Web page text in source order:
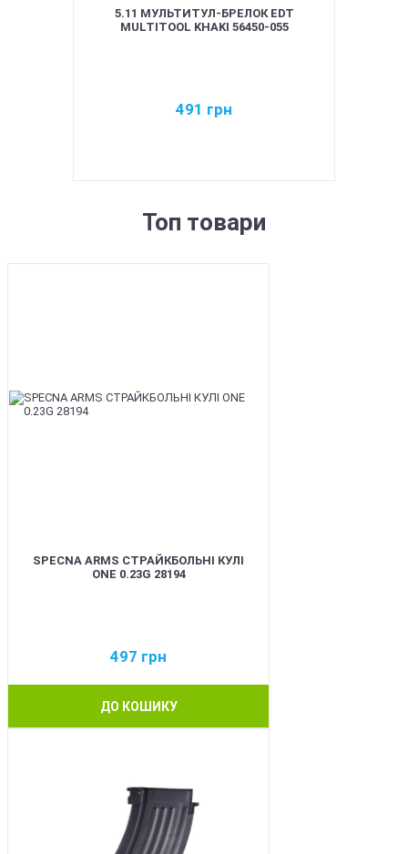
5.11 МУЛЬТИТУЛ-БРЕЛОК EDT
MULTITOOL KHAKI 56450-055
491 грн
Топ товари
SPECNA ARMS СТРАЙКБОЛЬНІ КУЛІ
ONE 0.23G 28194
497 грн
ДО КОШИКУ